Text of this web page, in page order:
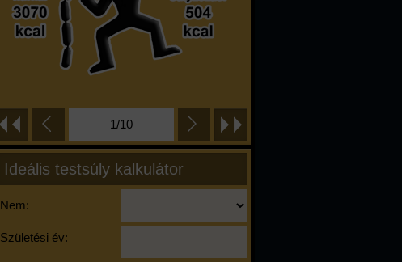
1/10
Ideális testsúly kalkulátor
Nem:
Születési év: